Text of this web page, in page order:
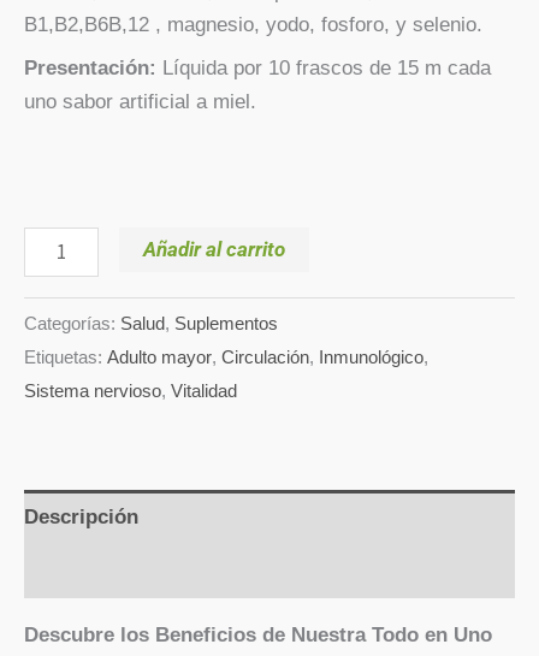
B1,B2,B6B,12 , magnesio, yodo, fosforo, y selenio.
Presentación: Líquida por 10 frascos de 15 m cada
uno sabor artificial a miel.
Añadir al carrito
Categorías: Salud, Suplementos
Etiquetas: Adulto mayor, Circulación, Inmunológico,
Sistema nervioso, Vitalidad
Descripción
Descubre los Beneficios de Nuestra Todo en Uno